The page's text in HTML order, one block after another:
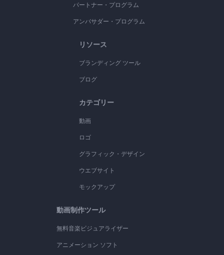
パートナー・プログラム
アンバサダー・プログラム
リソース
ブランディング ツール
ブログ
カテゴリー
動画
ロゴ
グラフィック・デザイン
ウエブサイト
モックアップ
動画制作ツール
無料音楽ビジュアライザー
アニメーション ソフト